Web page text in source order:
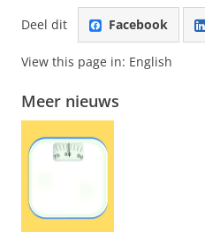
Deel dit Facebook
View this page in: English
Meer nieuws